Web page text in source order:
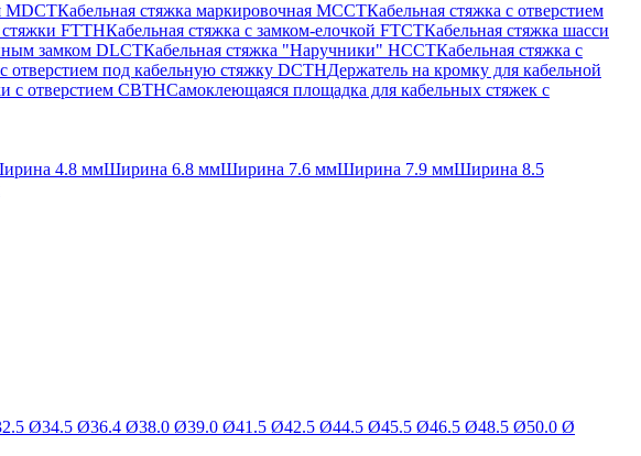
MDCTКабельная стяжка маркировочная MCCTКабельная стяжка с отверстием
стяжки FTTHКабельная стяжка c замком-елочкой FTCTКабельная стяжка шасси
замком DLCTКабельная стяжка "Наручники" HCCTКабельная стяжка с
отверстием под кабельную стяжку DCTHДержатель на кромку для кабельной
с отверстием CBTHСамоклеющаяся площадка для кабельных стяжек с
4.8 ммШирина 6.8 ммШирина 7.6 ммШирина 7.9 ммШирина 8.5
Ø34.5 Ø36.4 Ø38.0 Ø39.0 Ø41.5 Ø42.5 Ø44.5 Ø45.5 Ø46.5 Ø48.5 Ø50.0 Ø